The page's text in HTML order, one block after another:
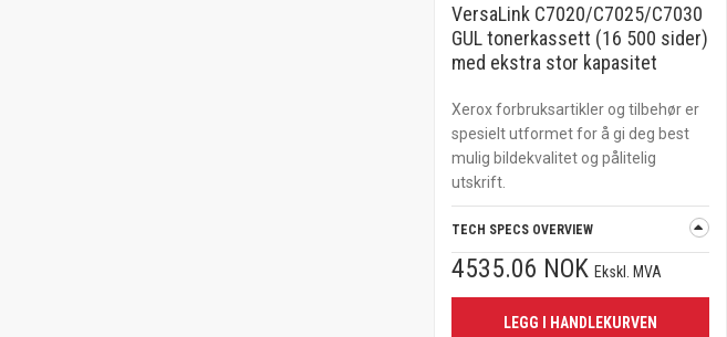
VersaLink C7020/C7025/C7030
GUL tonerkassett (16 500 sider)
med ekstra stor kapasitet
Xerox forbruksartikler og tilbehør er
spesielt utformet for å gi deg best
mulig bildekvalitet og pålitelig
utskrift.
TECH SPECS OVERVIEW
4535.06 NOK Ekskl. MVA
LEGG I HANDLEKURVEN